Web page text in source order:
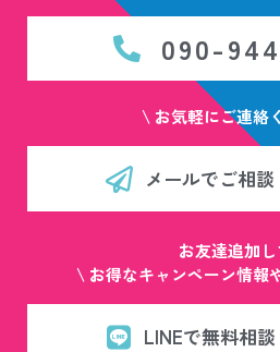
090-
\ お気軽にご連絡
メールでご相
お友達追加
\ お得なキャンペーン情報
LINEで無料相